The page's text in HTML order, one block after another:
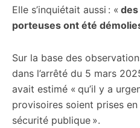
Elle s’inquiétait aussi : «
porteuses ont été
Sur la base des
dans l’arrêté du 5 mars
avait estimé « qu’il y a
provisoires soient prises
sécurité publique ».